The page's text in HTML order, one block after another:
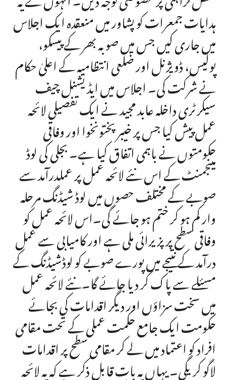
ہدایات جمعرات کو پشاور میں منعقدہ ایک اجلاس
میں جاری کیں جس میں صوبہ بھر کے پیسکو،
پولیس، ڈویژنل اور ضلعی انتظامیہ کے اعلیٰ حکام
نے شرکت کی۔ اجلاس میں ایڈیشنل چیف
سیکرٹری داخلہ عابد مجید نے ایک تفصیلی لائحہ
عمل پیش کیا جس پر خیبرپختونخوا اور وفاقی
حکومتوں نے باہمی اتفاق کیا ہے۔ بجلی کی لوڈ
مینجمنٹ کے اس نئے لائحہ عمل پر عملدرآمد سے
صوبے کے مختلف حصوں میں لوڈ شیڈنگ مرحلہ
وار کم ہو کر ختم ہو جائے گی۔اس لائحہ عمل کو
وفاقی سطح پر پزیرائی ملی ہے اور کامیابی سے عمل
درآمد کے نتیجے میں پورے صوبے کو لوڈشیڈنگ کے
مسئلے سے پاک کر دیا جائے گا۔نئے لائحہ عمل
میں سخت سزاؤں اور دیگر اقدامات کی بجائے
حکومت ایک جامع حکمت عملی کے تحت مقامی
افراد کو اعتماد میں لے کر مقامی سطح پر اقدامات
لاگو کریگی۔ یہاں یہ بات قابل ذکر ہے کہ یہ لائحہ